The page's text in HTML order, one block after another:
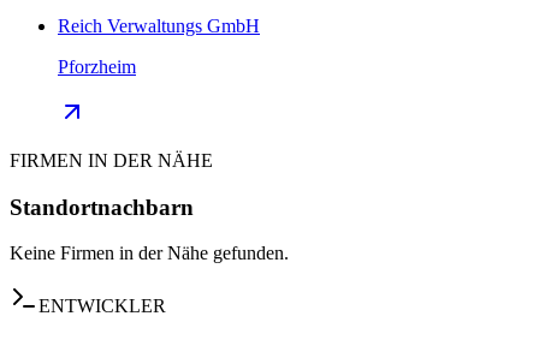
Reich Verwaltungs GmbH
Pforzheim
FIRMEN IN DER NÄHE
Standortnachbarn
Keine Firmen in der Nähe gefunden.
ENTWICKLER